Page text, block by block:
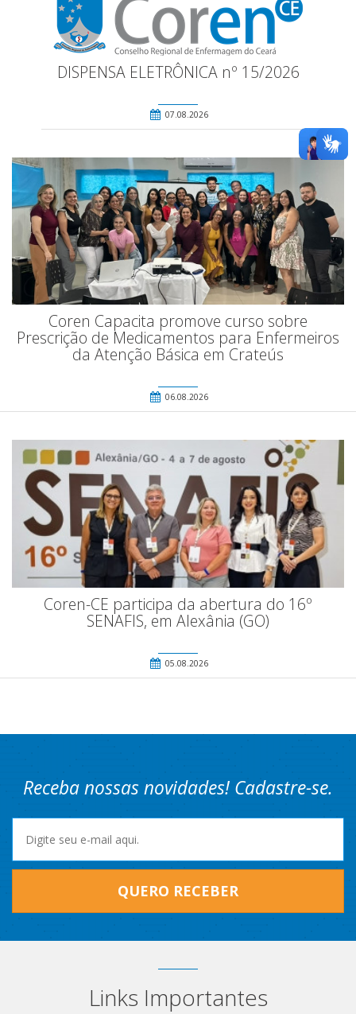
DISPENSA ELETRÔNICA nº 15/2026
07.08.2026
Coren Capacita promove curso sobre
Prescrição de Medicamentos para Enfermeiros
da Atenção Básica em Crateús
06.08.2026
Coren-CE participa da abertura do 16º
SENAFIS, em Alexânia (GO)
05.08.2026
Receba nossas novidades! Cadastre-se.
QUERO RECEBER
Links Importantes